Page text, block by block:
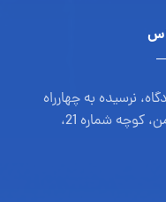
نرسیده به چهارراه
فلسطین، روبروی داروخانه ثامن، کوچه شماره 21،